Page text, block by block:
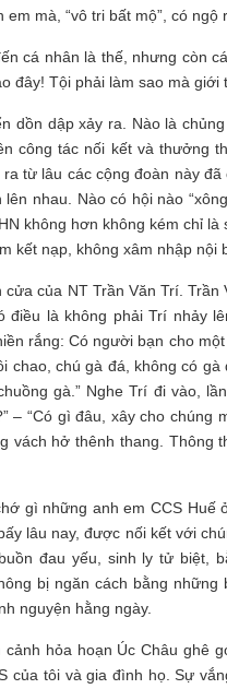
mà, “vô tri bất mộ”, có ngộ
cá nhân là thế, nhưng còn
đây! Tội phải làm sao mà giới
dồn dập xảy ra. Nào là
công tác nối kết và thưởng
từ lâu các cộng đoàn này đã
nhau. Nào có hội nào
không hơn không kém chỉ
kết nạp, không xâm nhập
của NT Trần Văn Trí.
là không phải Trí nhảy
rắng: Có người bạn cho
chao, chú gà đá, không có
gà.” Nghe Trí đi vào,
– “Có gì đâu, xây cho
vách hở thênh thang. Thông
gì những anh em CCS Huế
lâu nay, được nối kết với
đau yếu, sinh ly tử biệt,
bị ngăn cách bằng
nguyện hằng ngày.
hỏa hoạn Úc Châu ghê
của tôi và gia đình họ. Sự